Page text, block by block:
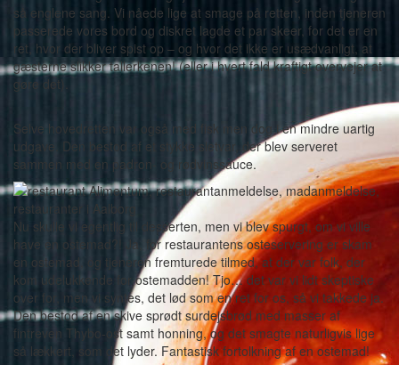
så englene sang. Vi nåede lige at smage på retten, inden tjeneren
passerede vores bord og diskret lagde et par skeer, for det er en
ret, hvor der bliver spist op – og hvor det ikke er usædvanligt, at
gæsterne slikker tallerkenen! (eller i hvert fald kraftigt overvejer at
gøre det).
Selve hovedretten var også med fisk men dog i en mindre uartig
udgave. Den bestod af et stykke sletvar, der blev serveret
sammen med en padron- og rødvinssauce.
Nu skulle vi egentlig til desserten, men vi blev spurgt, om vi ville
have en ostemad?! Ja, for restaurantens osteservering er skam
en ostemad, og tjeneren fremturede tilmed, at der var folk, der
kom udelukkende for ostemadden! Tjo… det var vi lidt skeptiske
over for, men vi syntes, det lød som en ret for os, så vi takkede ja.
Den bestod af en skive sprødt surdejsbrød med masser af
fintreven Thybo-ost samt honning, og det smagte naturligvis lige
så lækkert, som det lyder. Fantastisk fortolkning af en ostemad!